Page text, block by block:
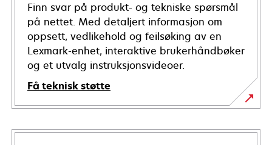
Finn svar på produkt- og tekniske spørsmål
på nettet. Med detaljert informasjon om
oppsett, vedlikehold og feilsøking av en
Lexmark-enhet, interaktive brukerhåndbøker
og et utvalg instruksjonsvideoer.
Få teknisk støtte
opens
in